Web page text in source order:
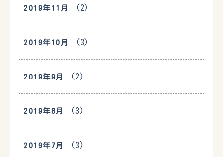
2019年11月 (2)
2019年10月 (3)
2019年9月 (2)
2019年8月 (3)
2019年7月 (3)